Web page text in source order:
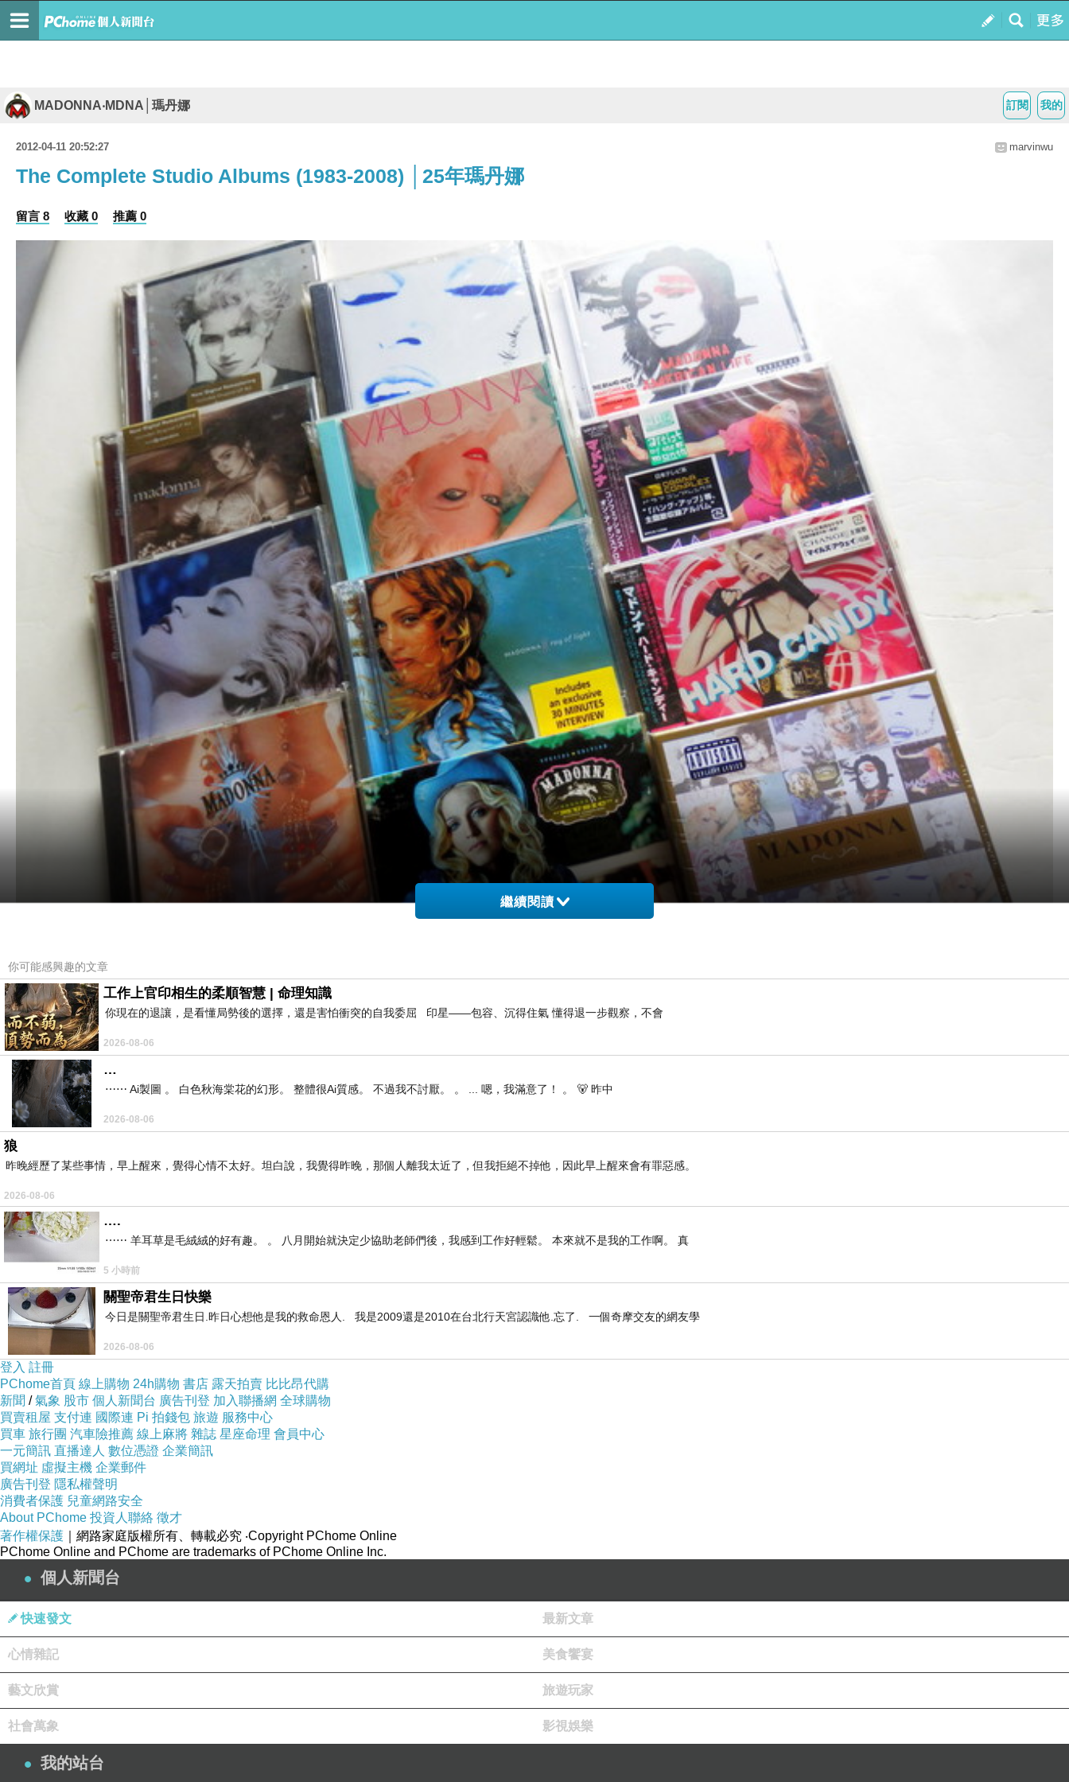
我的
訂閱
MADONNA‧MDNA│瑪丹娜
2012-04-11 20:52:27 marvinwu
The Complete Studio Albums (1983-2008) │25年瑪丹娜
留言 8 收藏 0 推薦 0
從 沒有想過，華納唱片
格行銷市場。而瑪丹娜這麼多年來，出版盒裝次數寥寥可數，這次華納很顯然沒有把握機會(還是說故意的？)，做出讓大家不符合期待的BOX SET，還意外
讓樂迷跌破眼鏡..........
從頭回想，就在新專輯MDNA發行前一個月，華納釋出即將發行這11CD盒裝/5CD盒裝/5張重新發行黑膠，3種新產品，一瞬間引起歌迷間的熱烈討論和高度
期待，但等真的實品出現，老實說，我心都涼了一半，原本抗拒這樣只是把過往CD集合的騙歌迷錢的行為，到後來還是邊買邊罵，並替瑪丹娜感到不值，難
道這就是反映現在實體CD的窘況？因為真的會買CD來聽的人越來越少，所以盒裝或是黑膠就隨便做做，反正歌迷還是會照買不誤，唱片公司是這樣想的
嗎？另一方面，那些重發的黑膠，如果只是為了薄利多銷，壓低價格，所以印刷什麼，都可以不有所講究，連以前水準都不顧及的倉促出版，這就是唱片公
司回饋給歌迷的態度嗎？
瑪丹娜在全世界賣出2億多張唱片，她是史上最高銷售藝人之一，我看不出華納有認真把她好好重做的意圖，我都說，歌迷寧願花多一點，買好的被削錢，被
削的心甘情願，而不是這樣沒有誠意，看起來沒有尊重到歌手，也沒有尊重到歌迷！
若真的要說這次華納重發唯一的優點，真的只有價格便宜，可是看到他們如此隨便製作老娜，還是感到很難過，難道她不值得設計一只精美盒裝，把她過去
風光25年做一個完美呈現嗎？
又如果，這只是華納的小小前菜，後面還有比較驚人的尚未出現，那我還是要說，這盒裝實在太陽春了！
繼續閱讀
你可能感興趣的文章
工作上官印相生的柔順智慧 | 命理知識
你現在的退讓，是看懂局勢後的選擇，還是害怕衝突的自我委屈 印星——包容、沉得住氣 懂得退一步觀察，不會
2026-08-06
…
⋯⋯ Ai製圖 。 白色秋海棠花的幻形。 整體很Ai質感。 不過我不討厭。 。 ... 嗯，我滿意了！ 。 🐻 昨中
2026-08-06
狼
昨晚經歷了某些事情，早上醒來，覺得心情不太好。坦白說，我覺得昨晚，那個人離我太近了，但我拒絕不掉他，因此早上醒來會有罪惡感。
2026-08-06
….
⋯⋯ 羊耳草是毛絨絨的好有趣。 。 八月開始就決定少協助老師們後，我感到工作好輕鬆。 本來就不是我的工作啊。 真
5 小時前
關聖帝君生日快樂
今日是關聖帝君生日.昨日心想他是我的救命恩人. 我是2009還是2010在台北行天宮認識他.忘了. 一個奇摩交友的網友學
2026-08-06
登入 註冊
PChome首頁 線上購物 24h購物 書店 露天拍賣 比比昂代購
新聞 /氣象 股市 個人新聞台 廣告刊登 加入聯播網 全球購物
買賣租屋 支付連 國際連 Pi 拍錢包 旅遊 服務中心
買車 旅行團 汽車險推薦 線上麻將 雜誌 星座命理 會員中心
一元簡訊 直播達人 數位憑證 企業簡訊
買網址 虛擬主機 企業郵件
廣告刊登 隱私權聲明
消費者保護 兒童網路安全
About PChome 投資人聯絡 徵才
著作權保護 ｜網路家庭版權所有、轉載必究 ‧Copyright PChome Online
PChome Online and PChome are trademarks of PChome Online Inc.
個人新聞台
快速發文 最新文章
心情雜記 美食饗宴
藝文欣賞 旅遊玩家
社會萬象 影視娛樂
我的站台